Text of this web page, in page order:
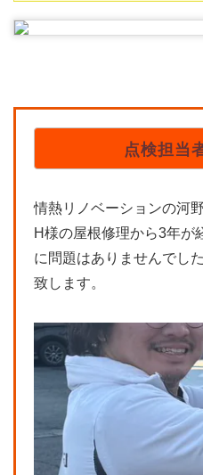
点検担当
情熱リノベーションの河
H様の屋根修理から3年が
に問題はありませんでし
致します。